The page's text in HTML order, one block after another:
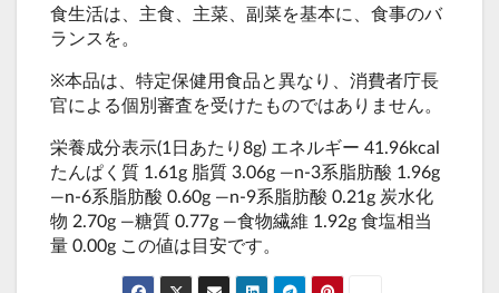
食生活は、主食、主菜、副菜を基本に、食事のバ
ランスを。
※本品は、特定保健用食品と異なり、消費者庁長
官による個別審査を受けたものではありません。
栄養成分表示(1日あたり8g) エネルギー 41.96kcal
たんぱく質 1.61g 脂質 3.06g ―n-3系脂肪酸 1.96g
―n-6系脂肪酸 0.60g ―n-9系脂肪酸 0.21g 炭水化
物 2.70g ―糖質 0.77g ―食物繊維 1.92g 食塩相当
量 0.00g この値は目安です。